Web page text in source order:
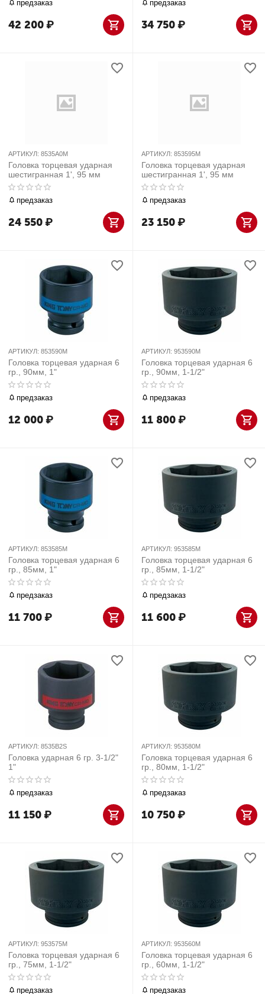
предзаказ
42 200₽
предзаказ
34 750₽
АРТИКУЛ: 8535A0M
Головка торцевая ударная
шестигранная 1', 95 мм
предзаказ
24 550₽
АРТИКУЛ: 853595M
Головка торцевая ударная
шестигранная 1', 95 мм
предзаказ
23 150₽
АРТИКУЛ: 853590M
Головка торцевая ударная 6
гр., 90мм, 1"
предзаказ
12 000₽
АРТИКУЛ: 953590M
Головка торцевая ударная 6
гр., 90мм, 1-1/2"
предзаказ
11 800₽
АРТИКУЛ: 853585M
Головка торцевая ударная 6
гр., 85мм, 1"
предзаказ
11 700₽
АРТИКУЛ: 953585M
Головка торцевая ударная 6
гр., 85мм, 1-1/2"
предзаказ
11 600₽
АРТИКУЛ: 8535B2S
Головка ударная 6 гр. 3-1/2"
1"
предзаказ
11 150₽
АРТИКУЛ: 953580M
Головка торцевая ударная 6
гр., 80мм, 1-1/2"
предзаказ
10 750₽
АРТИКУЛ: 953575M
Головка торцевая ударная 6
гр., 75мм, 1-1/2"
предзаказ
АРТИКУЛ: 953560M
Головка торцевая ударная 6
гр., 60мм, 1-1/2"
предзаказ